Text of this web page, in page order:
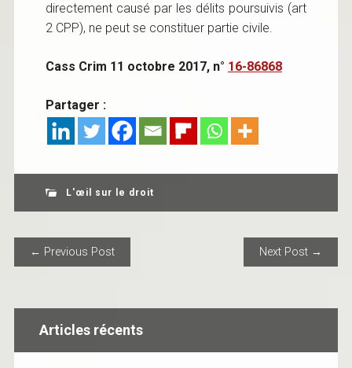
directement causé par les délits poursuivis (art
2 CPP), ne peut se constituer partie civile.
Cass Crim 11 octobre 2017, n° 16-86868
Partager :
L'œil sur le droit
POST NAVIGATION
← Previous Post Next Post →
Articles récents